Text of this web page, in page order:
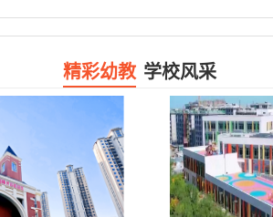
精彩幼教 学校风采